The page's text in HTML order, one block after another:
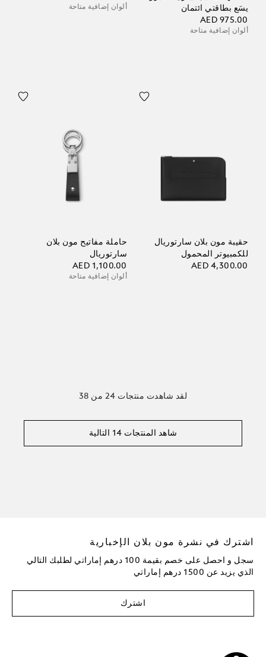
يسَع بطاقتي ائتمان
AED 975.00
ألوان إضافية متاحة
ألوان إضافية متاحة
حقيبة مون بلان سارتوريال
للكمبيوتر المحمول
AED 4,300.00
حاملة مفاتيح مون بلان
سارتوريال
AED 1,100.00
ألوان إضافية متاحة
لقد شاهدت منتجات 24 من 38
شاهد المنتجات 14 التالية
اشترك في نشرة مون بلان الإخبارية
سجل و احصل على خصم بقيمة 100 درهم إماراتي لطلبك التالي
الذي يزيد عن 1500 درهم إماراتي
اشترك